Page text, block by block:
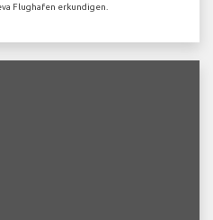
Flughafen erkundigen.